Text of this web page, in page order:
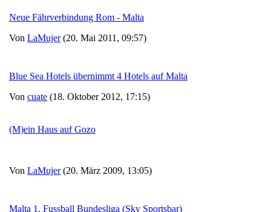
Neue Fährverbindung Rom - Malta
Von LaMujer(20. Mai 2011, 09:57)
Blue Sea Hotels übernimmt 4 Hotels auf Malta
Von cuate (18. Oktober 2012, 17:15)
(M)ein Haus auf Gozo
Von LaMujer(20. März 2009, 13:05)
Malta 1. Fussball Bundesliga (Sky Sportsbar)